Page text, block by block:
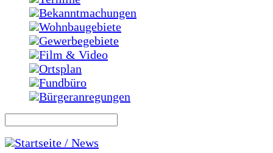
Bekanntmachungen
Wohnbaugebiete
Gewerbegebiete
Film & Video
Ortsplan
Fundbüro
Bürgeranregungen
Startseite / News